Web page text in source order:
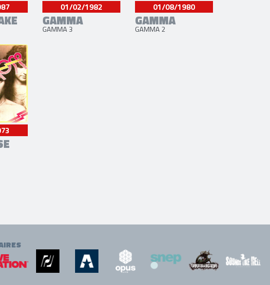
01/02/1982
GAMMA
GAMMA 3
01/08/1980
GAMMA
GAMMA 2